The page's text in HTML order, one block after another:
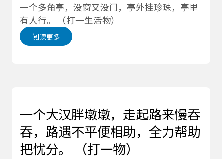
一个多角亭，没窗又没门，亭外挂珍珠，亭里
有人行。 （打一生活物）
阅读更多
一个大汉胖墩墩，走起路来慢吞
吞，路遇不平便相助，全力帮助
把忧分。 （打一物）